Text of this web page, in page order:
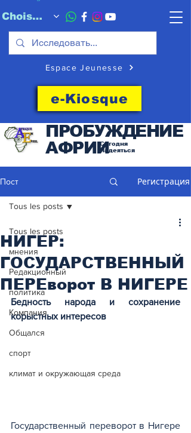
Choisissez quand l'envoyer
Espace Jeunesse
e-Kiosque
ПРОБУЖДЕНИЕ
АФРИИСегодня
Надеяться
Пост Регистрация
Tous les posts
мнения
Редакционный
политика
Компания
Общался
спорт
климат и окружающая среда
Tous les posts
НИГЕР:
ГОСУДАРСТВЕННЫЙ
ПЕРЕворот В НИГЕРЕ
Бедность народа и сохранение
корыстных интересов
Государственный переворот в Нигере